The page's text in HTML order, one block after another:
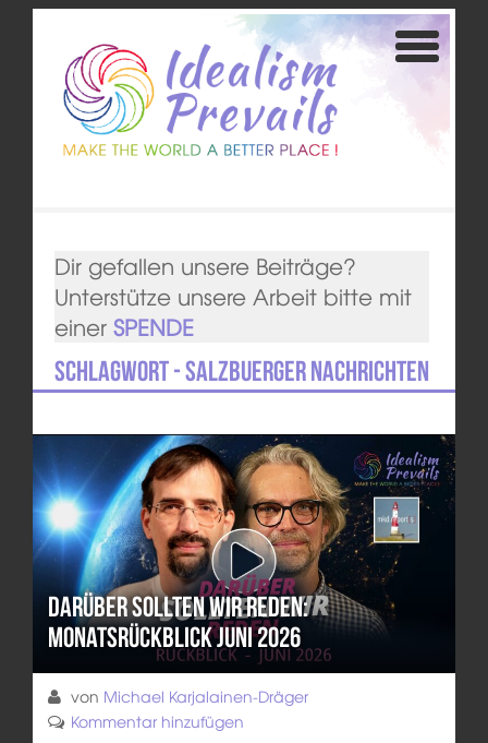
Dir gefallen unsere Beiträge?
Unterstütze unsere Arbeit bitte mit
einer SPENDE
Schlagwort - Salzbuerger Nachrichten
Darüber sollten wir reden:
Monatsrückblick Juni 2026
von Michael Karjalainen-Dräger
Kommentar hinzufügen